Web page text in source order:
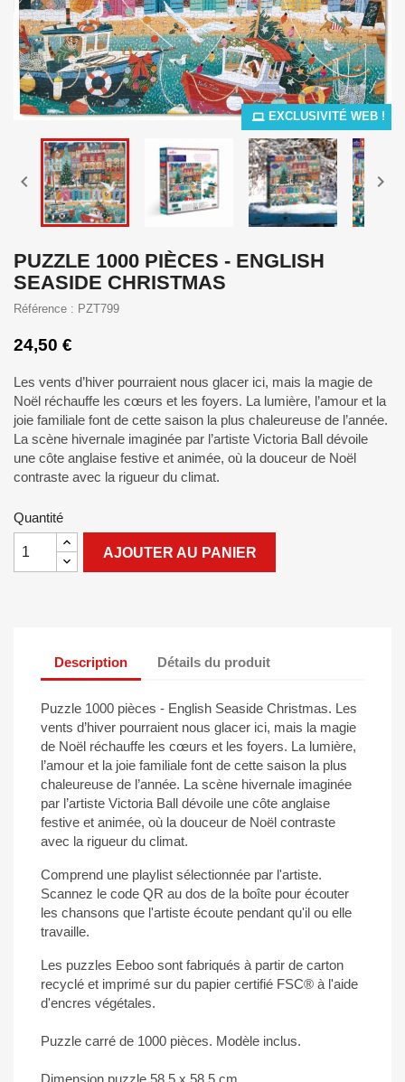
EXCLUSIVITÉ WEB !
 
PUZZLE 1000 PIÈCES - ENGLISH
SEASIDE CHRISTMAS
Référence : PZT799
24,50 €
Les vents d’hiver pourraient nous glacer ici, mais la magie de
Noël réchauffe les cœurs et les foyers. La lumière, l’amour et la
joie familiale font de cette saison la plus chaleureuse de l’année.
La scène hivernale imaginée par l’artiste Victoria Ball dévoile
une côte anglaise festive et animée, où la douceur de Noël
contraste avec la rigueur du climat.
Quantité
AJOUTER AU PANIER
Description Détails du produit
Puzzle 1000 pièces - English Seaside Christmas. Les
vents d’hiver pourraient nous glacer ici, mais la magie
de Noël réchauffe les cœurs et les foyers. La lumière,
l’amour et la joie familiale font de cette saison la plus
chaleureuse de l’année. La scène hivernale imaginée
par l’artiste Victoria Ball dévoile une côte anglaise
festive et animée, où la douceur de Noël contraste
avec la rigueur du climat.
Comprend une playlist sélectionnée par l'artiste.
Scannez le code QR au dos de la boîte pour écouter
les chansons que l'artiste écoute pendant qu'il ou elle
travaille.
Les puzzles Eeboo sont fabriqués à partir de carton
recyclé et imprimé sur du papier certifié FSC® à l'aide
d'encres végétales.
Puzzle carré de 1000 pièces. Modèle inclus.
Dimension puzzle 58,5 x 58,5 cm